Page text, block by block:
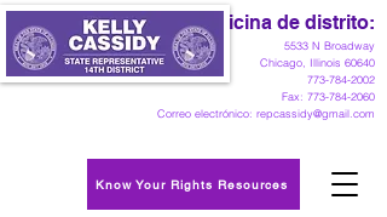
5533 N Broadway
Chicago, Illinois 60640
773-784-2002
Fax: 773-784-2060
Correo electrónico: repcassidy@gmail.com
Oficina de distrito:
Know Your Rights Resources